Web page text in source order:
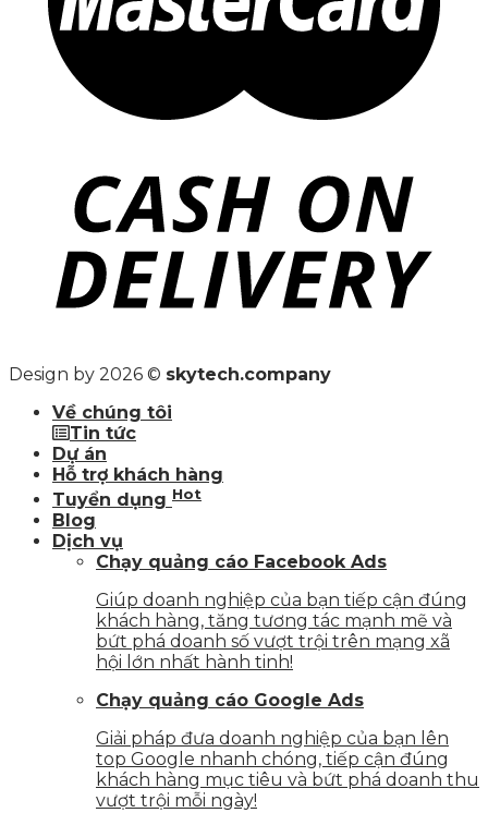
Design by 2026 © skytech.company
Về chúng tôi
Tin tức
Dự án
Hỗ trợ khách hàng
Tuyển dụng Hot
Blog
Dịch vụ
Chạy quảng cáo Facebook Ads
Giúp doanh nghiệp của bạn tiếp cận đúng
khách hàng, tăng tương tác mạnh mẽ và
bứt phá doanh số vượt trội trên mạng xã
hội lớn nhất hành tinh!
Chạy quảng cáo Google Ads
Giải pháp đưa doanh nghiệp của bạn lên
top Google nhanh chóng, tiếp cận đúng
khách hàng mục tiêu và bứt phá doanh thu
vượt trội mỗi ngày!